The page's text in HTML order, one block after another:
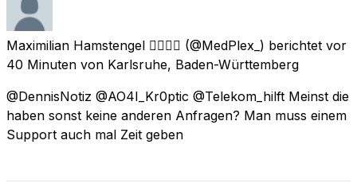
Maximilian Hamstengel 🏳️‍🌈💙💛 (@MedPlex_) berichtet vor
40 Minuten von Karlsruhe, Baden-Württemberg
@DennisNotiz @AO4I_Kr0ptic @Telekom_hilft Meinst die
haben sonst keine anderen Anfragen? Man muss einem
Support auch mal Zeit geben